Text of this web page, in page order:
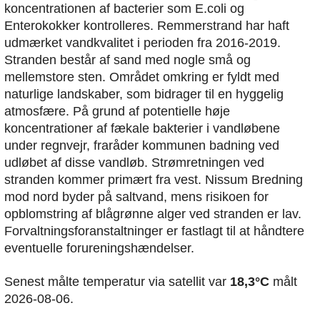
koncentrationen af bacterier som E.coli og
Enterokokker kontrolleres. Remmerstrand har haft
udmærket vandkvalitet i perioden fra 2016-2019.
Stranden består af sand med nogle små og
mellemstore sten. Området omkring er fyldt med
naturlige landskaber, som bidrager til en hyggelig
atmosfære. På grund af potentielle høje
koncentrationer af fækale bakterier i vandløbene
under regnvejr, fraråder kommunen badning ved
udløbet af disse vandløb. Strømretningen ved
stranden kommer primært fra vest. Nissum Bredning
mod nord byder på saltvand, mens risikoen for
opblomstring af blågrønne alger ved stranden er lav.
Forvaltningsforanstaltninger er fastlagt til at håndtere
eventuelle forureningshændelser.
Senest målte temperatur via satellit var 18,3°C målt
2026-08-06.